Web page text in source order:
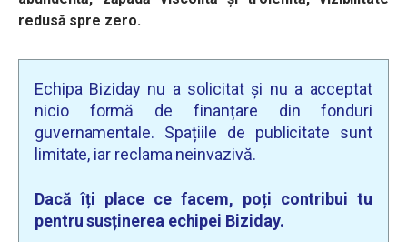
redusă spre zero.
Echipa Biziday nu a solicitat și nu a acceptat
nicio formă de finanțare din fonduri
guvernamentale. Spațiile de publicitate sunt
limitate, iar reclama neinvazivă.
Dacă îți place ce facem, poți contribui tu
pentru susținerea echipei Biziday.